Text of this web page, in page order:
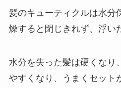
髪のキューティクルは水分
燥すると閉じきれず、浮い
水分を失った髪は硬くなり
やすくなり、うまくセット